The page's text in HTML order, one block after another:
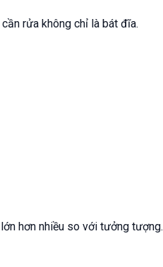
rửa không chỉ là bát đĩa.
hơn nhiều so với tưởng tượng.